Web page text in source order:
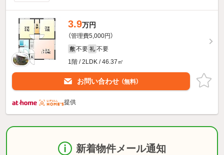
3.9万円
（管理費5,000円）
敷 不要 礼 不要
1階 / 2LDK / 46.37㎡
お問い合わせ （無料）
提供
新着物件メール通知